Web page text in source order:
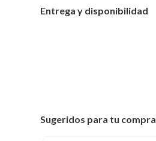
Entrega y disponibilidad
Sugeridos para tu compra